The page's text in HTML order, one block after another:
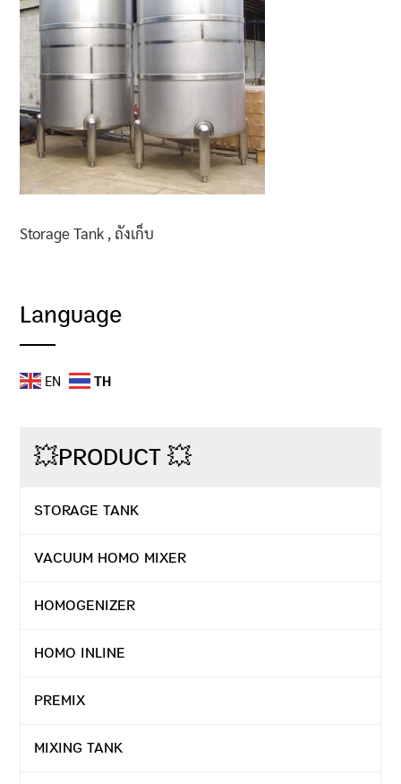
Storage Tank , ถังเก็บ
Language
EN TH
💥PRODUCT 💥
STORAGE TANK
VACUUM HOMO MIXER
HOMOGENIZER
HOMO INLINE
PREMIX
MIXING TANK